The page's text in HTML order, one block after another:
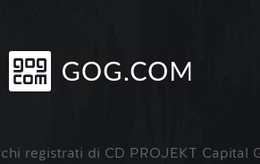
registrati di CD PROJEKT Capital